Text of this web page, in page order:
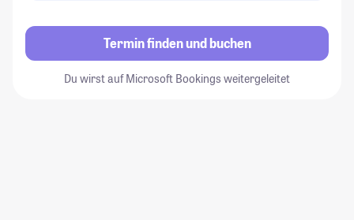
Termin finden und buchen
Du wirst auf Microsoft Bookings weitergeleitet